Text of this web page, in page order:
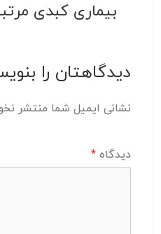
بیماری کبدی
دیدگاهتان را
نشانی ایمیل شما منتشر
دیدگاه *